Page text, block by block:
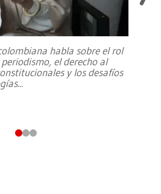
habla sobre el rol
el derecho al
y los desafíos
...